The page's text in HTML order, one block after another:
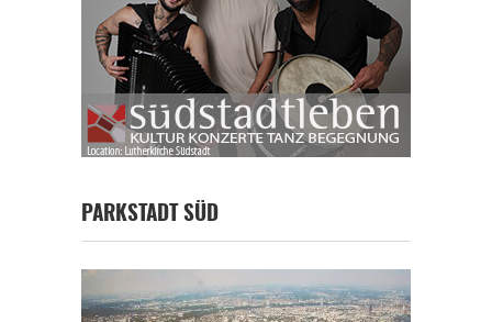
PARKSTADT SÜD